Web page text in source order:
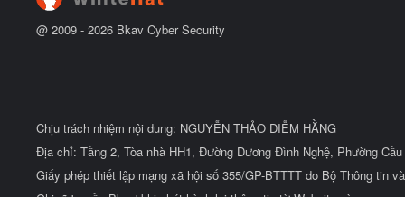
@ 2009 - 2026 Bkav Cyber Security
Chịu trách nhiệm nội dung: NGUYỄN THẢO DIỄM HẰNG
Địa chỉ: Tầng 2, Tòa nhà HH1, Đường Dương Đình Nghệ, Phường
Giấy phép thiết lập mạng xã hội số 355/GP-BTTTT do Bộ Thông tin